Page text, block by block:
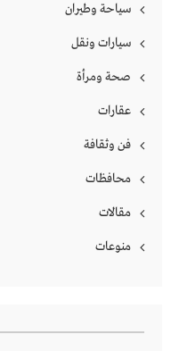
سياحة وطيران
سيارات ونقل
صحة ومرأة
عقارات
فن وثقافة
محافظات
مقالات
منوعات